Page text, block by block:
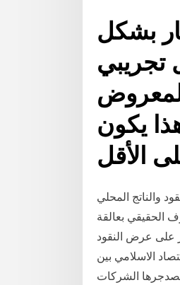
بشكل
تجريبي
يكون
الأقل
والناتج المحلي
الحقيقي بعالقة
على عرض النقود
الاسلامي بين
الشركات